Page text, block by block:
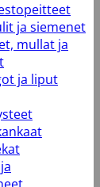
ja siemenet
mullat ja
ja liput